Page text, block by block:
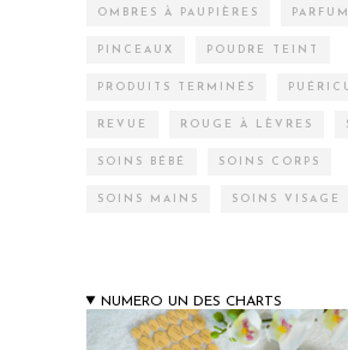
OMBRES À PAUPIÈRES
PINCEAUX POUDRE TEINT
PRODUITS TERMINÉS
REVUE ROUGE À LÈVRES
SOINS BÉBÉ SOINS CORPS
SOINS MAINS SOINS VISAGE
NUMERO UN DES CHARTS